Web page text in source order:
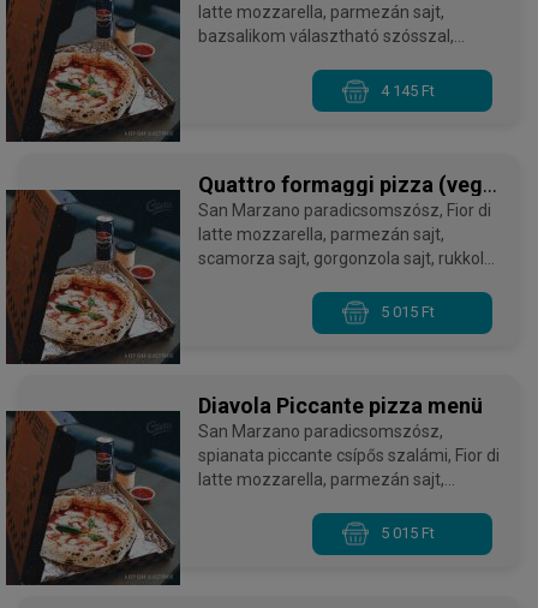
latte mozzarella, parmezán sajt,
bazsalikom választható szósszal,
4 145 Ft
Quattro formaggi pizza (vega)
menü
San Marzano paradicsomszósz, Fior di
latte mozzarella, parmezán sajt,
scamorza sajt, gorgonzola sajt, rukkola
üdítővel, mini tiramisuval5 015 Ft
Diavola Piccante pizza menü
San Marzano paradicsomszósz,
spianata piccante csípős szalámi, Fior di
latte mozzarella, parmezán sajt,
választható üdítővel, mini tiramisuval
5 015 Ft